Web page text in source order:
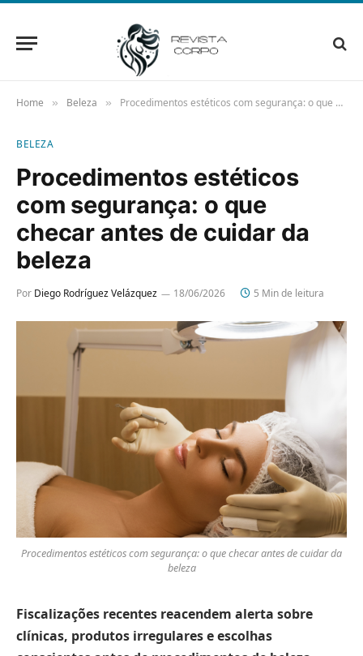
Home » Beleza » Procedimentos estéticos com segurança: o que checar antes de cuidar da beleza
BELEZA
Procedimentos estéticos
com segurança: o que
checar antes de cuidar da
beleza
Por Diego Rodríguez Velázquez 18/06/2026 5 Min de leitura
Procedimentos estéticos com segurança: o que checar antes de cuidar da
beleza
Fiscalizações recentes reacendem alerta sobre
clínicas, produtos irregulares e escolhas